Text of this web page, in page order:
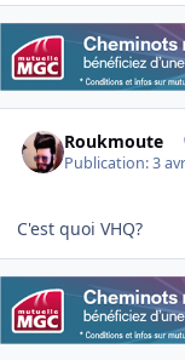
Roukmoute
Publication:3
C'est quoi VHQ?